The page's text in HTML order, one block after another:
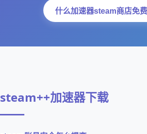
什么加速器steam商店免
steam++加速器下载